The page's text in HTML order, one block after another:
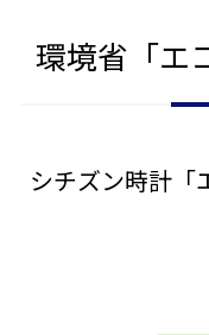
環境省「エ
シチズン時計「